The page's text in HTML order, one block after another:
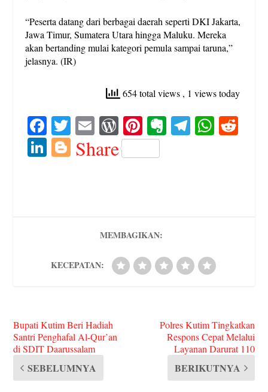
“Peserta datang dari berbagai daerah seperti DKI Jakarta,
Jawa Timur, Sumatera Utara hingga Maluku. Mereka
akan bertanding mulai kategori pemula sampai taruna,”
jelasnya. (IR)
654 total views , 1 views today
Fa
ce
bo
T
wi
tte
E
m
ail
W
or
d
s
Pi
nt
er
E Te W
Li Bl
Share
MEMBAGIKAN:
KECEPATAN:
Bupati Kutim Beri Hadiah
Santri Penghafal Al-Qur’an
di SDIT Daarussalam
SEBELUMNYA
Polres Kutim Tingkatkan
Respons Cepat Melalui
Layanan Darurat 110
BERIKUTNYA